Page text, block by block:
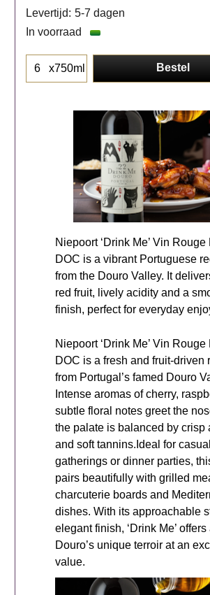
Levertijd: 5-7 dagen
In voorraad
x750ml Bestel
Niepoort ‘Drink Me’ Vin Rouge
DOC is a vibrant Portuguese
from the Douro Valley. It
red fruit, lively acidity and a
finish, perfect for everyday
Niepoort ‘Drink Me’ Vin Rouge
DOC is a fresh and fruit-driven
from Portugal’s famed Douro
Intense aromas of cherry,
subtle floral notes greet the
the palate is balanced by crisp
and soft tannins.Ideal for casual
gatherings or dinner parties,
pairs beautifully with grilled
charcuterie boards and
dishes. With its approachable
elegant finish, ‘Drink Me’
Douro’s unique terroir at an
value.